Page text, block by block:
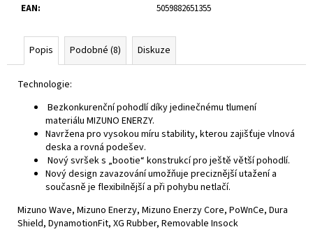
EAN: 5059882651355
Popis Podobné (8) Diskuze
Technologie:
Bezkonkurenční pohodlí díky jedinečnému tlumení
materiálu MIZUNO ENERZY.
Navržena pro vysokou míru stability, kterou zajišťuje vlnová
deska a rovná podešev.
Nový svršek s „bootie“ konstrukcí pro ještě větší pohodlí.
Nový design zavazování umožňuje preciznější utažení a
současně je flexibilnější a při pohybu netlačí.
Mizuno Wave, Mizuno Enerzy, Mizuno Enerzy Core, PoWnCe, Dura
Shield, DynamotionFit, XG Rubber, Removable Insock